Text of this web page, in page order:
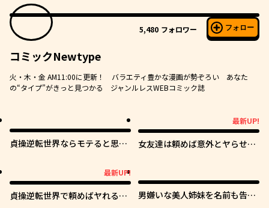
5,480 フォロワー フォロー
コミックNewtype
火・木・金 AM11:00に更新！ バラエティ豊かな漫画が勢ぞろい あなた
の“タイプ”がきっと見つかる ジャンルレスWEBコミック誌
貞操逆転世界ならモテると思っ
最新UP!
女友達は頼めば意外とヤらせて
最新UP!
貞操逆転世界で頼めばヤれると
男嫌いな美人姉妹を名前も告げ